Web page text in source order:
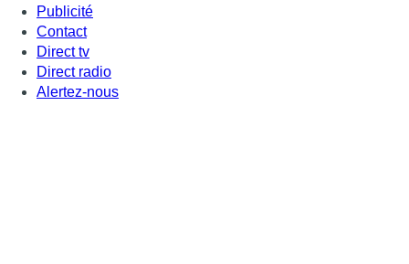
Publicité
Contact
Direct tv
Direct radio
Alertez-nous